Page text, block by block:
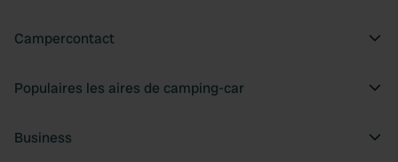
Campercontact
Populaires les aires de camping-car
Business